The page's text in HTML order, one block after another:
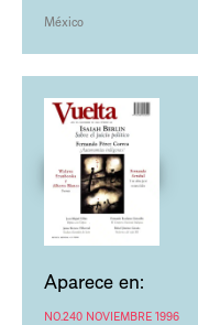
México
Aparece en:
NO.240 NOVIEMBRE 1996